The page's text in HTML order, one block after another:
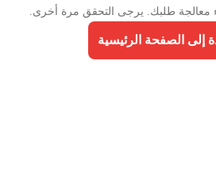
معالجة طلبك. يرجى التحقق مرة أخرى.
إلى الصفحة الرئيسية